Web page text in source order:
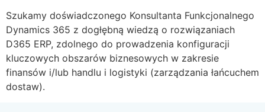
Szukamy doświadczonego Konsultanta Funkcjonalnego
Dynamics 365 z dogłębną wiedzą o rozwiązaniach
D365 ERP, zdolnego do prowadzenia konfiguracji
kluczowych obszarów biznesowych w zakresie
finansów i/lub handlu i logistyki (zarządzania łańcuchem
dostaw).